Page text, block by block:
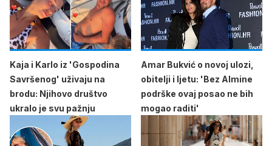
Kaja i Karlo iz 'Gospodina
Savršenog' uživaju na
brodu: Njihovo društvo
ukralo je svu pažnju
Amar Bukvić o novoj ulozi,
obitelji i ljetu: 'Bez Almine
podrške ovaj posao ne bih
mogao raditi'